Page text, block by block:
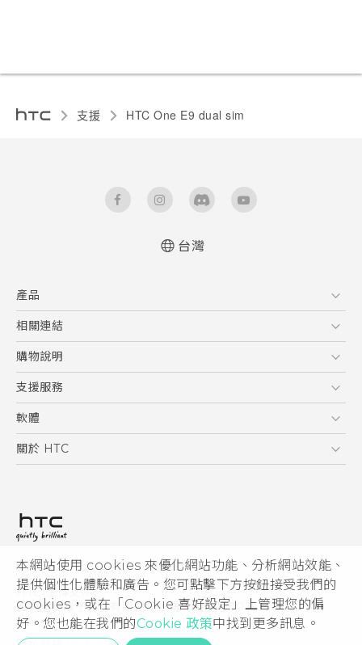
本網站使用 cookies 來優化網站功能、分析網站效能、
提供個性化體驗和廣告。您可點擊下方按鈕接受我們的
cookies，或在「Cookie 喜好設定」上管理您的偏
好。您也能在我們的Cookie 政策中找到更多訊息。
支援 HTC One E9 dual sim‎
台灣
產品
5G
智慧型手機
配件
相關連結
HTC Research
購物說明
購物須知
訂單管理
付款方式
支援服務
到府收送維修服務
服務中心資訊
客戶服務佈告欄
軟體
應用程式
HTC Sync Manager
關於 HTC
投資人
隱私權政策
產品安全性
Cookie
© 2011-2026 HTC Corporation
HTC 法律文件
宏達國際電子股份有限公司 | 統一編號16003518